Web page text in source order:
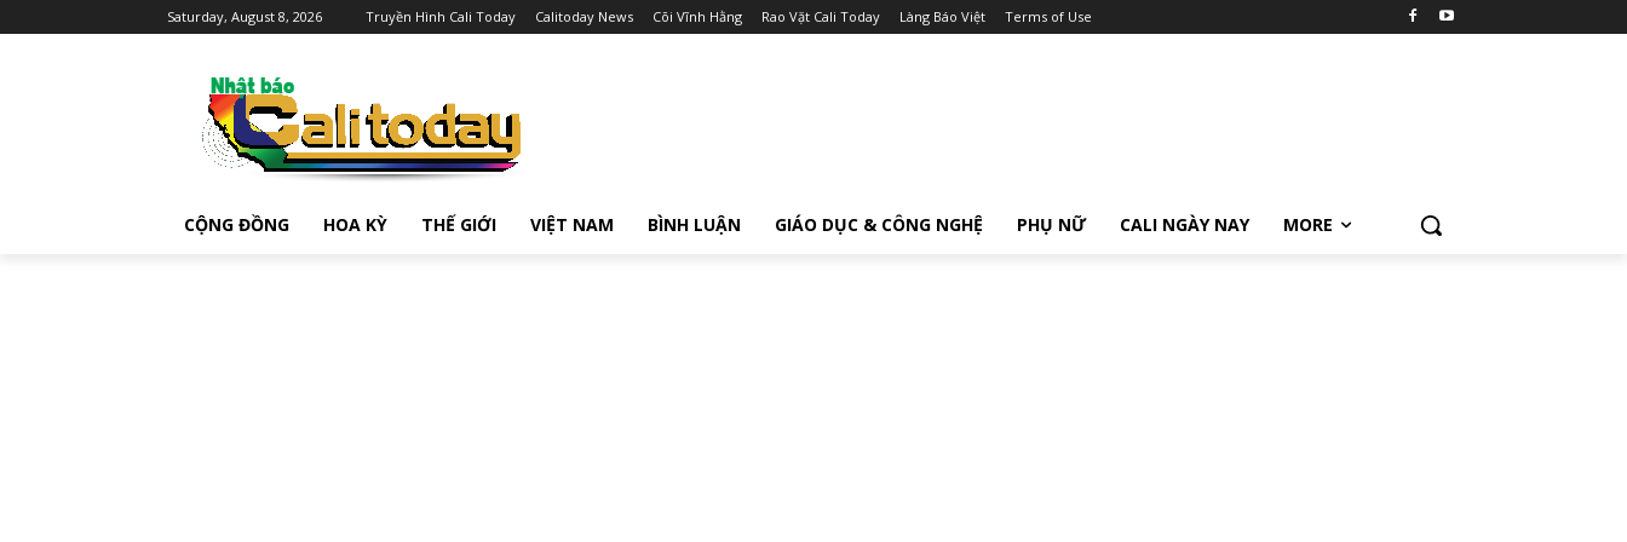
Saturday, August 8, 2026 Truyền Hình Cali Today Calitoday News Cõi Vĩnh Hằng Rao Vặt Cali Today Làng Báo Việt Terms of Use
CỘNG ĐỒNG HOA KỲ THẾ GIỚI VIỆT NAM BÌNH LUẬN GIÁO DỤC & CÔNG NGHỆ PHỤ NỮ CALI NGÀY NAY MORE